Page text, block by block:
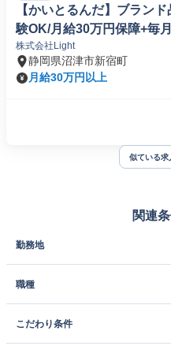
【かいとるんだ】ブラン
験OK/月給30万円保障+毎
株式会社Light
静岡県沼津市新宿町
月給30万円以上
似ている求
関連
勤務地
職種
こだわり条件